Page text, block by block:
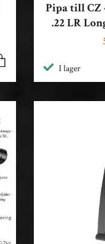
Pipa till CZ
.22 LR
I lager